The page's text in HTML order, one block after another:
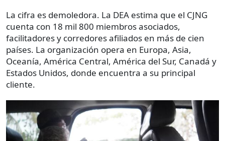
La cifra es demoledora. La DEA estima que el CJNG
cuenta con 18 mil 800 miembros asociados,
facilitadores y corredores afiliados en más de cien
países. La organización opera en Europa, Asia,
Oceanía, América Central, América del Sur, Canadá y
Estados Unidos, donde encuentra a su principal
cliente.